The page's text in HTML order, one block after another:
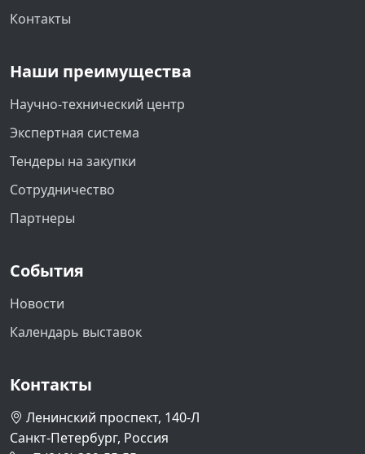
Контакты
Наши преимущества
Научно-технический центр
Экспертная система
Тендеры на закупки
Сотрудничество
Партнеры
События
Новости
Календарь выставок
Контакты
Ленинский проспект, 140-Л
Санкт-Петербург, Россия